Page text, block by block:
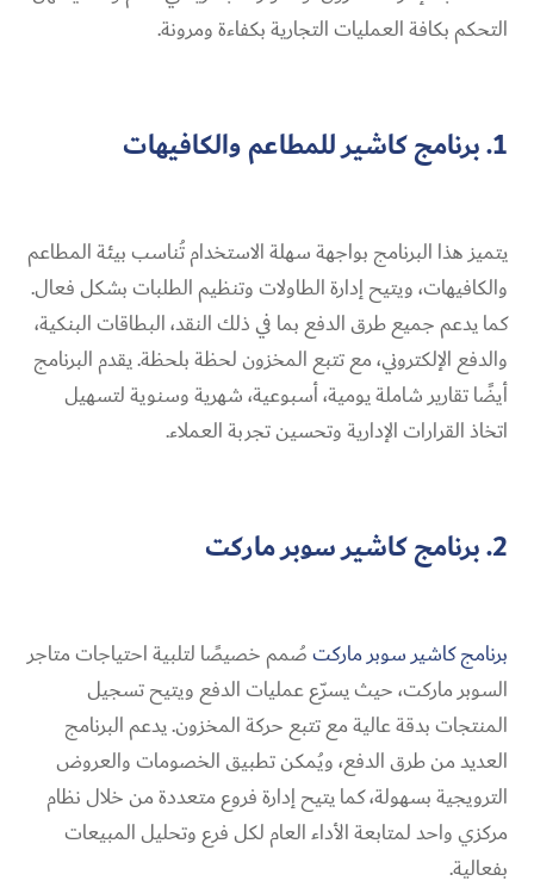
التحكم بكافة العمليات التجارية بكفاءة ومرونة.
1. برنامج كاشير للمطاعم والكافيهات
يتميز هذا البرنامج بواجهة سهلة الاستخدام تُناسب بيئة المطاعم
والكافيهات، ويتيح إدارة الطاولات وتنظيم الطلبات بشكل فعال.
كما يدعم جميع طرق الدفع بما في ذلك النقد، البطاقات البنكية،
والدفع الإلكتروني، مع تتبع المخزون لحظة بلحظة. يقدم البرنامج
أيضًا تقارير شاملة يومية، أسبوعية، شهرية وسنوية لتسهيل
اتخاذ القرارات الإدارية وتحسين تجربة العملاء.
2. برنامج كاشير سوبر ماركت
برنامج كاشير سوبر ماركتصُمم خصيصًا لتلبية احتياجات متاجر
السوبر ماركت، حيث يسرّع عمليات الدفع ويتيح تسجيل
المنتجات بدقة عالية مع تتبع حركة المخزون. يدعم البرنامج
العديد من طرق الدفع، ويُمكن تطبيق الخصومات والعروض
الترويجية بسهولة، كما يتيح إدارة فروع متعددة من خلال نظام
مركزي واحد لمتابعة الأداء العام لكل فرع وتحليل المبيعات
بفعالية.